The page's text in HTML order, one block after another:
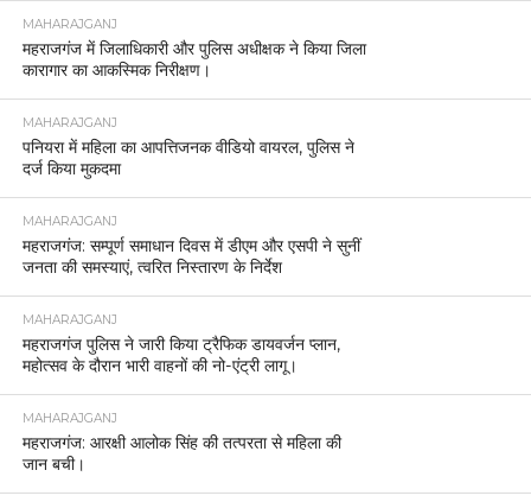
MAHARAJGANJ
महराजगंज में जिलाधिकारी और पुलिस अधीक्षक ने किया जिला
कारागार का आकस्मिक निरीक्षण।
MAHARAJGANJ
पनियरा में महिला का आपत्तिजनक वीडियो वायरल, पुलिस ने
दर्ज किया मुकदमा
MAHARAJGANJ
महराजगंज: सम्पूर्ण समाधान दिवस में डीएम और एसपी ने सुनीं
जनता की समस्याएं, त्वरित निस्तारण के निर्देश
MAHARAJGANJ
महराजगंज पुलिस ने जारी किया ट्रैफिक डायवर्जन प्लान,
महोत्सव के दौरान भारी वाहनों की नो-एंट्री लागू।
MAHARAJGANJ
महराजगंज: आरक्षी आलोक सिंह की तत्परता से महिला की
जान बची।